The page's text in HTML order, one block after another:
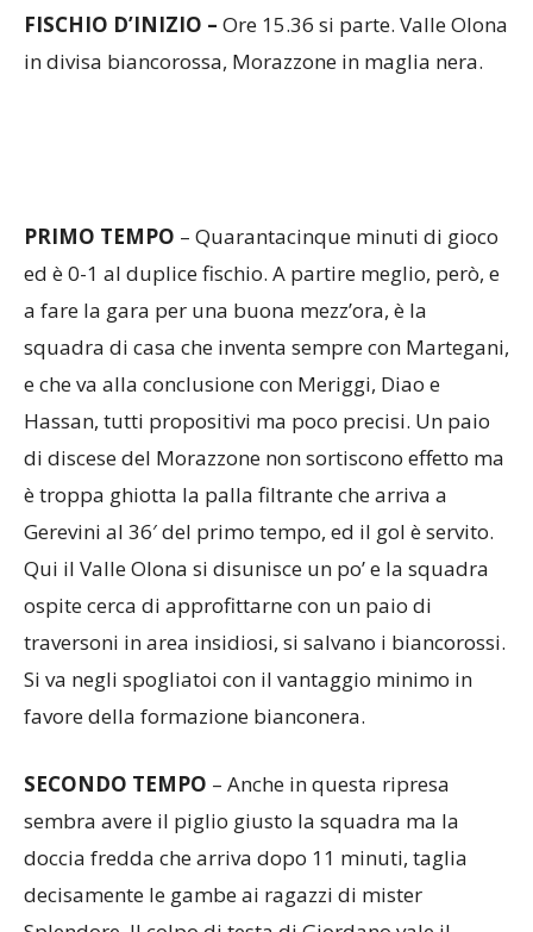
in divisa biancorossa, Morazzone in maglia nera.
ed è 0-1 al duplice fischio. A partire meglio, però, e
a fare la gara per una buona mezz’ora, è la
squadra di casa che inventa sempre con Martegani,
e che va alla conclusione con Meriggi, Diao e
Hassan, tutti propositivi ma poco precisi. Un paio
di discese del Morazzone non sortiscono effetto ma
è troppa ghiotta la palla filtrante che arriva a
Gerevini al 36′ del primo tempo, ed il gol è servito.
Qui il Valle Olona si disunisce un po’ e la squadra
ospite cerca di approfittarne con un paio di
traversoni in area insidiosi, si salvano i biancorossi.
Si va negli spogliatoi con il vantaggio minimo in
favore della formazione bianconera.
sembra avere il piglio giusto la squadra ma la
doccia fredda che arriva dopo 11 minuti, taglia
decisamente le gambe ai ragazzi di mister
Splendore. Il colpo di testa di Giordano vale il
raddoppio, ed i biancorossi si lasciano un po’